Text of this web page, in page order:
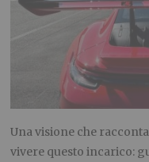
Una visione che
vivere questo incarico: